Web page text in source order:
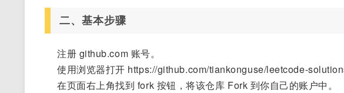
二、基本步骤
注册 github.com 账号。
使用浏览器打开 https://github.com/tiankonguse/leetcode-
在页面右上角找到 fork 按钮，将该仓库 Fork 到你自己的账户中。